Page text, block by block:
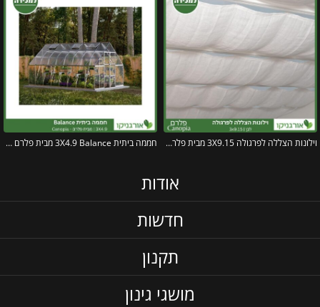
וילונות הצללה לפרגולה 3X9.15 מבית פלרם – Canopia חממה ביתית 3X4.9 Balance מבית פלרם – Canopia
אודות
חדשות
תקנון
מושגי גינון